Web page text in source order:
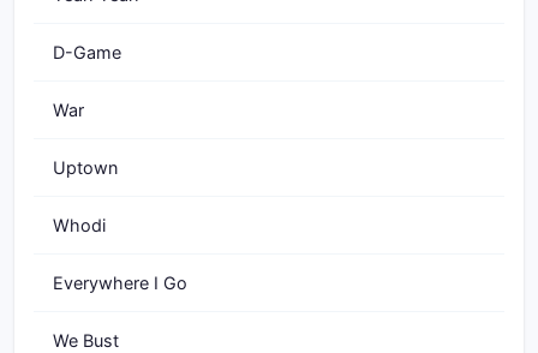
D-Game
War
Uptown
Whodi
Everywhere I Go
We Bust